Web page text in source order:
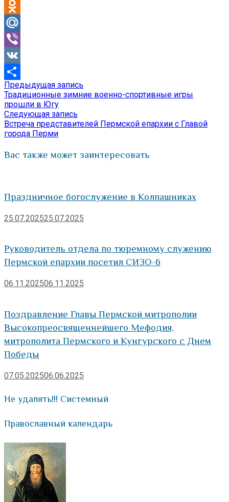
Telegram
Odnoklassniki
Mail.Ru
Viber
VK
Отправить
Навигация
по
записям
Предыдущая запись
запись:
Традиционные зимние военно-спортивные игры
прошли в Югу
Следующая запись
запись:
Встреча представителей Пермской епархии с Главой
города Перми
Вас также может заинтересовать
Праздничное богослужение в Колпашниках
25.07.202525.07.2025
Руководитель отдела по тюремному служению
Пермской епархии посетил СИЗО-6
06.11.202506.11.2025
Поздравление Главы Пермской митрополии
Высокопреосвященнейшего Мефодия,
митрополита Пермского и Кунгурского с Днем
Победы
07.05.202506.06.2025
Не удалять!!! Системный
Православный календарь